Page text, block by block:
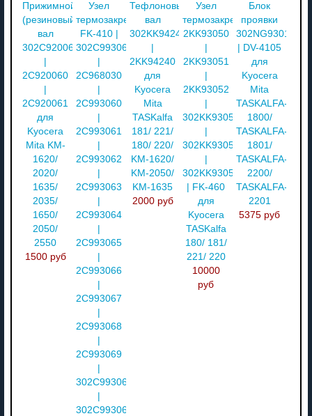
Прижимной
(резиновый)
вал
302C920061
|
2C920060
|
2C920061
для
Kyocera
Mita KM-
1620/
2020/
1635/
2035/
1650/
2050/
2550
1500 руб
Узел
термозакрепления
FK-410 |
302C993069
|
2C968030
|
2C993060
|
2C993061
|
2C993062
|
2C993063
|
2C993064
|
2C993065
|
2C993066
|
2C993067
|
2C993068
|
2C993069
|
302C993061
|
302C993062
Тефлоновый
вал
302KK94240
|
2KK94240
для
Kyocera
Mita
TASKalfa
181/ 221/
180/ 220/
KM-1620/
KM-2050/
KM-1635
2000 руб
Узел
термозакрепления
2KK93050
|
2KK93051
|
2KK93052
|
302KK93050
|
302KK93051
|
302KK93052
| FK-460
для
Kyocera
TASKalfa
180/ 181/
221/ 220
10000
руб
Блок
проявки
302NG93010
| DV-4105
для
Kyocera
Mita
TASKALFA-
1800/
TASKALFA-
1801/
TASKALFA-
2200/
TASKALFA-
2201
5375 руб